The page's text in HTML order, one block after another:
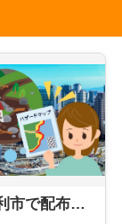
栃木県足利市で配布しているハザードマップとは？使用用途も解説！